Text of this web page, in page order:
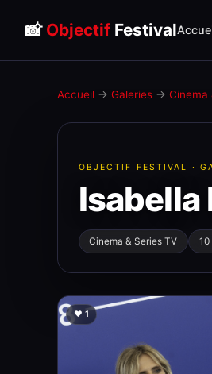
📸 Objectif Festival
Accueil → Galeries → Cinema
OBJECTIF FESTIVAL ·
Isabella
Cinema & Series TV 10
❤️ 1